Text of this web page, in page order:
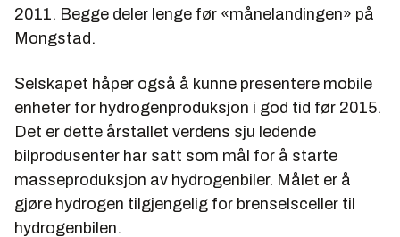
2011. Begge deler lenge før «månelandingen» på
Mongstad.
Selskapet håper også å kunne presentere mobile
enheter for hydrogenproduksjon i god tid før 2015.
Det er dette årstallet verdens sju ledende
bilprodusenter har satt som mål for å starte
masseproduksjon av hydrogenbiler. Målet er å
gjøre hydrogen tilgjengelig for brenselsceller til
hydrogenbilen.